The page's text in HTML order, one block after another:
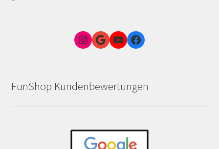
Instagram
Google Link zum FunShop WienYouTubeFacebook
FunShop Kundenbewertungen